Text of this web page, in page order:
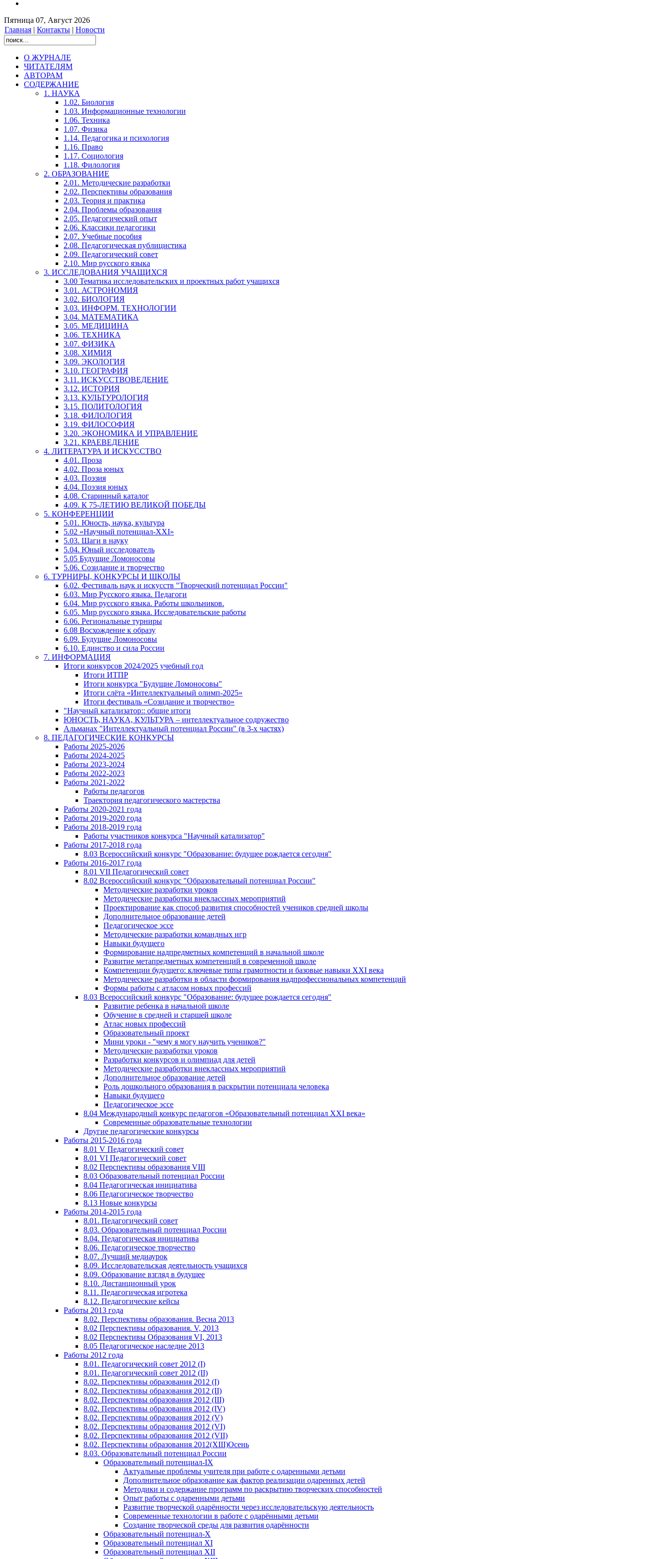
Пятница 07, Август 2026
Главная | Контакты | Новости
О ЖУРНАЛЕ
ЧИТАТЕЛЯМ
АВТОРАМ
СОДЕРЖАНИЕ
1. НАУКА
1.02. Биология
1.03. Информационные технологии
1.06. Техника
1.07. Физика
1.14. Педагогика и психология
1.16. Право
1.17. Социология
1.18. Филология
2. ОБРАЗОВАНИЕ
2.01. Методические разработки
2.02. Перспективы образования
2.03. Теория и практика
2.04. Проблемы образования
2.05. Педагогический опыт
2.06. Классики педагогики
2.07. Учебные пособия
2.08. Педагогическая публицистика
2.09. Педагогический совет
2.10. Мир русского языка
3. ИССЛЕДОВАНИЯ УЧАЩИХСЯ
3.00 Тематика исследовательских и проектных работ учащихся
3.01. АСТРОНОМИЯ
3.02. БИОЛОГИЯ
3.03. ИНФОРМ. ТЕХНОЛОГИИ
3.04. МАТЕМАТИКА
3.05. МЕДИЦИНА
3.06. ТЕХНИКА
3.07. ФИЗИКА
3.08. ХИМИЯ
3.09. ЭКОЛОГИЯ
3.10. ГЕОГРАФИЯ
3.11. ИСКУССТВОВЕДЕНИЕ
3.12. ИСТОРИЯ
3.13. КУЛЬТУРОЛОГИЯ
3.15. ПОЛИТОЛОГИЯ
3.18. ФИЛОЛОГИЯ
3.19. ФИЛОСОФИЯ
3.20. ЭКОНОМИКА И УПРАВЛЕНИЕ
3.21. КРАЕВЕДЕНИЕ
4. ЛИТЕРАТУРА И ИСКУССТВО
4.01. Проза
4.02. Проза юных
4.03. Поэзия
4.04. Поэзия юных
4.08. Старинный каталог
4.09. К 75-ЛЕТИЮ ВЕЛИКОЙ ПОБЕДЫ
5. КОНФЕРЕНЦИИ
5.01. Юность, наука, культура
5.02 «Научный потенциал-XXI»
5.03. Шаги в науку
5.04. Юный исследователь
5.05 Будущие Ломоносовы
5.06. Созидание и творчество
6. ТУРНИРЫ, КОНКУРСЫ И ШКОЛЫ
6.02. Фестиваль наук и искусств "Творческий потенциал России"
6.03. Мир Русского языка. Педагоги
6.04. Мир русского языка. Работы школьников.
6.05. Мир русского языка. Исследовательские работы
6.06. Региональные турниры
6.08 Восхождение к образу
6.09. Будущие Ломоносовы
6.10. Единство и сила России
7. ИНФОРМАЦИЯ
Итоги конкурсов 2024/2025 учебный год
Итоги ИТПР
Итоги конкурса "Будущие Ломоносовы"
Итоги слёта «Интеллектуальный олимп-2025»
Итоги фестиваль «Созидание и творчество»
"Научный катализатор:: общие итоги
ЮНОСТЬ, НАУКА, КУЛЬТУРА – интеллектуальное содружество
Альманах "Интеллектуальный потенциал России" (в 3-х частях)
8. ПЕДАГОГИЧЕСКИЕ КОНКУРСЫ
Работы 2025-2026
Работы 2024-2025
Работы 2023-2024
Работы 2022-2023
Работы 2021-2022
Работы педагогов
Траектория педагогического мастерства
Работы 2020-2021 года
Работы 2019-2020 года
Работы 2018-2019 года
Работы участников конкурса "Научный катализатор"
Работы 2017-2018 года
8.03 Всероссийский конкурс "Образование: будущее рождается сегодня"
Работы 2016-2017 года
8.01 VII Педагогический совет
8.02 Всероссийский конкурс "Образовательный потенциал России"
Методические разработки уроков
Методические разработки внеклассных мероприятий
Проектирование как способ развития способностей учеников средней школы
Дополнительное образование детей
Педагогическое эссе
Методические разработки командных игр
Навыки будущего
Формирование надпредметных компетенций в начальной школе
Развитие метапредметных компетенций в современной школе
Компетенции будущего: ключевые типы грамотности и базовые навыки XXI века
Методические разработки в области формирования надпрофессиональных компетенций
Формы работы с атласом новых профессий
8.03 Всероссийский конкурс "Образование: будущее рождается сегодня"
Развитие ребенка в начальной школе
Обучение в средней и старшей школе
Атлас новых профессий
Образовательный проект
Мини уроки - "чему я могу научить учеников?"
Методические разработки уроков
Разработки конкурсов и олимпиад для детей
Методические разработки внеклассных мероприятий
Дополнительное образование детей
Роль дошкольного образования в раскрытии потенциала человека
Навыки будущего
Педагогическое эссе
8.04 Международный конкурс педагогов «Образовательный потенциал XXI века»
Современные образовательные технологии
Другие педагогические конкурсы
Работы 2015-2016 года
8.01 V Педагогический совет
8.01 VI Педагогический совет
8.02 Перспективы образования VIII
8.03 Образовательный потенциал России
8.04 Педагогическая инициатива
8.06 Педагогическое творчество
8.13 Новые конкурсы
Работы 2014-2015 года
8.01. Педагогический совет
8.03. Образовательный потенциал России
8.04. Педагогическая инициатива
8.06. Педагогическое творчество
8.07. Лучший медиаурок
8.09. Исследовательская деятельность учащихся
8.09. Образование взгляд в будущее
8.10. Дистанционный урок
8.11. Педагогическая игротека
8.12. Педагогические кейсы
Работы 2013 года
8.02. Перспективы образования. Весна 2013
8.02 Перспективы образования. V, 2013
8.02 Перспективы Образования VI, 2013
8.05 Педагогическое наследие 2013
Работы 2012 года
8.01. Педагогический совет 2012 (I)
8.01. Педагогический совет 2012 (II)
8.02. Перспективы образования 2012 (I)
8.02. Перспективы образования 2012 (II)
8.02. Перспективы образования 2012 (III)
8.02. Перспективы образования 2012 (IV)
8.02. Перспективы образования 2012 (V)
8.02. Перспективы образования 2012 (VI)
8.02. Перспективы образования 2012 (VII)
8.02. Перспективы образования 2012(XIII)Осень
8.03. Образовательный потенциал России
Образовательный потенциал-IX
Актуальные проблемы учителя при работе с одаренными детьми
Дополнительное образование как фактор реализации одаренных детей
Методики и содержание программ по раскрытию творческих способностей
Опыт работы с одаренными детьми
Развитие творческой одарённости через исследовательскую деятельность
Современные технологии в работе с одарёнными детьми
Создание творческой среды для развития одарённости
Образовательный потенциал-X
Образовательный потенциал XI
Образовательный потенциал XII